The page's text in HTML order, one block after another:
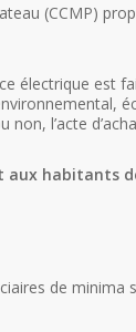
(CCMP)
électrique
l’acte
aux habitants
de minima